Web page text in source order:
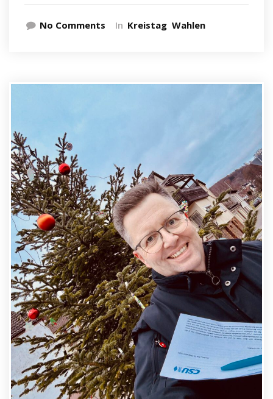
No Comments In Kreistag Wahlen